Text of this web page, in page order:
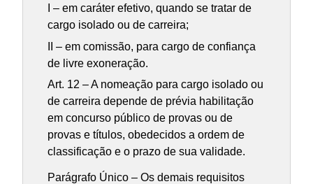
I – em caráter efetivo, quando se tratar de
cargo isolado ou de carreira;
II – em comissão, para cargo de confiança
de livre exoneração.
Art. 12 – A nomeação para cargo isolado ou
de carreira depende de prévia habilitação
em concurso público de provas ou de
provas e títulos, obedecidos a ordem de
classificação e o prazo de sua validade.
Parágrafo Único – Os demais requisitos